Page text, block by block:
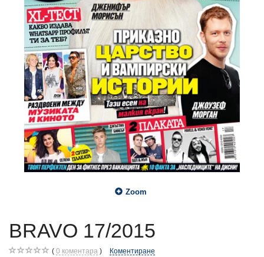
Zoom
BRAVO 17/2015
0 коментара Коментиране